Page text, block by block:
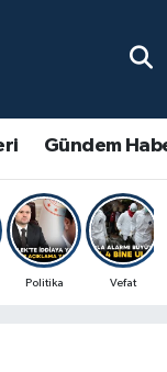
Gündem
Politika Vefat